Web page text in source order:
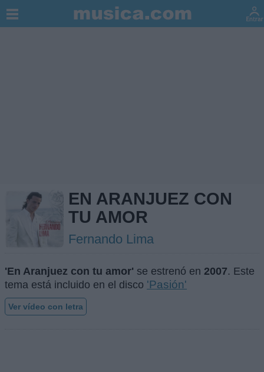
EN ARANJUEZ CON
TU AMOR
Fernando Lima
'En Aranjuez con tu amor' se estrenó en 2007. Este
tema está incluido en el disco 'Pasión'
Ver vídeo con letra